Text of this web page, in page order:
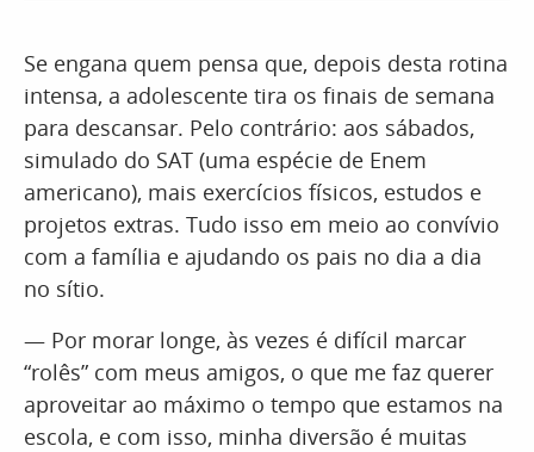
Se engana quem pensa que, depois desta rotina
intensa, a adolescente tira os finais de semana
para descansar. Pelo contrário: aos sábados,
simulado do SAT (uma espécie de Enem
americano), mais exercícios físicos, estudos e
projetos extras. Tudo isso em meio ao convívio
com a família e ajudando os pais no dia a dia
no sítio.
— Por morar longe, às vezes é difícil marcar
“rolês” com meus amigos, o que me faz querer
aproveitar ao máximo o tempo que estamos na
escola, e com isso, minha diversão é muitas